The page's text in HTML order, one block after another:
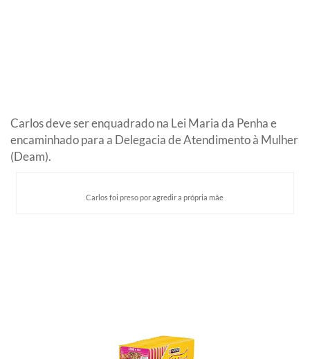
Carlos deve ser enquadrado na Lei Maria da Penha e
encaminhado para a Delegacia de Atendimento à Mulher
(Deam).
Carlos foi preso por agredir a própria mãe